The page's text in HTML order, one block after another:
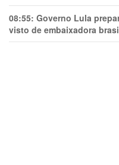
08:55: Governo Lula
visto de embaixadora